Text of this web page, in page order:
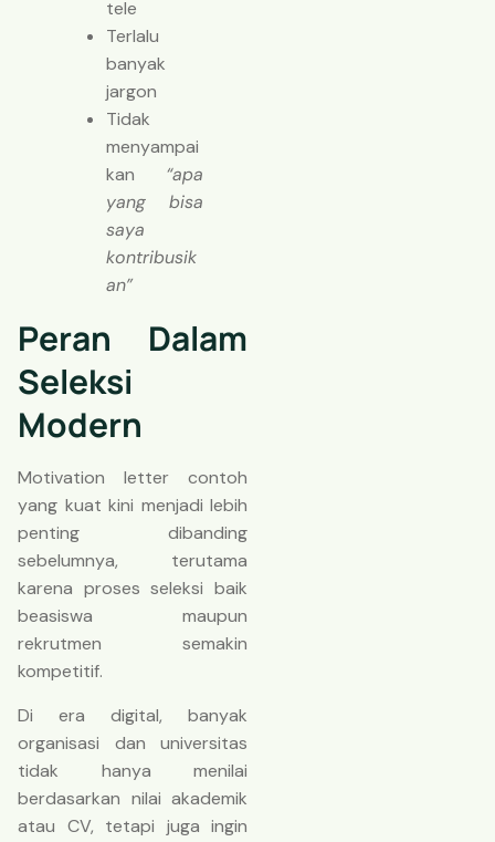
tele
Terlalu
banyak
jargon
Tidak
menyampai
kan “apa
yang bisa
saya
kontribusik
an”
Peran Dalam
Seleksi
Modern
Motivation letter contoh
yang kuat kini menjadi lebih
penting dibanding
sebelumnya, terutama
karena proses seleksi baik
beasiswa maupun
rekrutmen semakin
kompetitif.
Di era digital, banyak
organisasi dan universitas
tidak hanya menilai
berdasarkan nilai akademik
atau CV, tetapi juga ingin